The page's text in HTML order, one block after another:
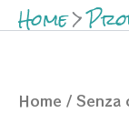
Home
Home / Senza